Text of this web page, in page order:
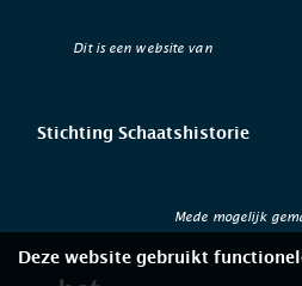
Dit is een website van
Stichting Schaatshistorie
Mede mogelijk
Deze website gebruikt